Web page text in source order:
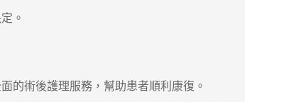
。
術後護理服務，幫助患者順利康復。